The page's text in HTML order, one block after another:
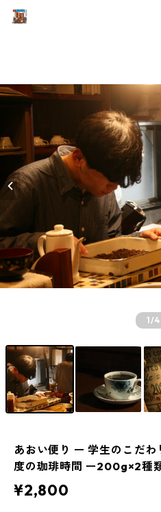
1/4
あおい便り ー 学生のこだ
度の珈琲時間 ー200g×2種
¥2,800